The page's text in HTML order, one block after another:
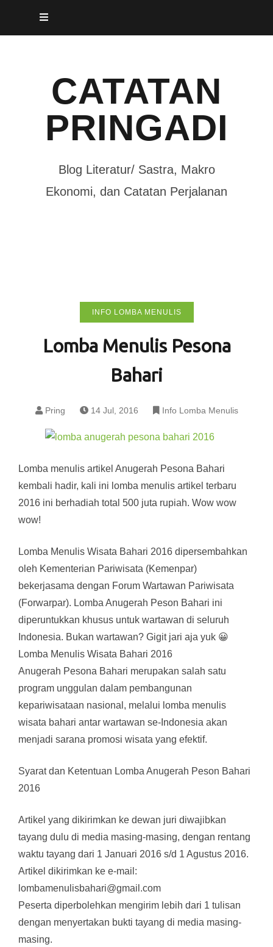
CATATAN
PRINGADI
Blog Literatur/ Sastra, Makro
Ekonomi, dan Catatan Perjalanan
INFO LOMBA MENULIS
Lomba Menulis Pesona
Bahari
Pring 14 Jul, 2016 Info Lomba Menulis
Lomba menulis artikel Anugerah Pesona Bahari
kembali hadir, kali ini lomba menulis artikel terbaru
2016 ini berhadiah total 500 juta rupiah. Wow wow
wow!
Lomba Menulis Wisata Bahari 2016 dipersembahkan
oleh Kementerian Pariwisata (Kemenpar)
bekerjasama dengan Forum Wartawan Pariwisata
(Forwarpar). Lomba Anugerah Peson Bahari ini
diperuntukkan khusus untuk wartawan di seluruh
Indonesia. Bukan wartawan? Gigit jari aja yuk 😀
Lomba Menulis Wisata Bahari 2016
Anugerah Pesona Bahari merupakan salah satu
program unggulan dalam pembangunan
kepariwisataan nasional, melalui lomba menulis
wisata bahari antar wartawan se-Indonesia akan
menjadi sarana promosi wisata yang efektif.
Syarat dan Ketentuan Lomba Anugerah Peson Bahari
2016
Artikel yang dikirimkan ke dewan juri diwajibkan
tayang dulu di media masing-masing, dengan rentang
waktu tayang dari 1 Januari 2016 s/d 1 Agustus 2016.
Artikel dikirimkan ke e-mail:
lombamenulisbahari@gmail.com
Peserta diperbolehkan mengirim lebih dari 1 tulisan
dengan menyertakan bukti tayang di media masing-
masing.